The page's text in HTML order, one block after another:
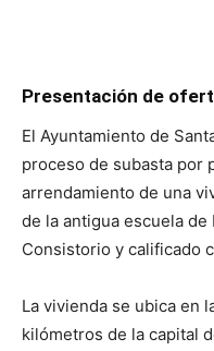
Presentación de
El Ayuntamiento de
proceso de subasta por
arrendamiento de una
de la antigua escuela
Consistorio y calificado
La vivienda se ubica en
kilómetros de la capital